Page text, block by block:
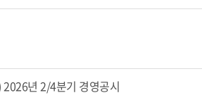
2026년 2/4분기 경영공시